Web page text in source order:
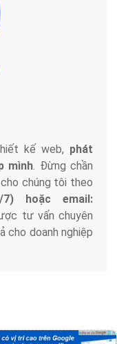
kế web, phát
mình. Đừng chần
chúng tôi theo
hoặc email:
tư vấn chuyên
cho doanh nghiệp